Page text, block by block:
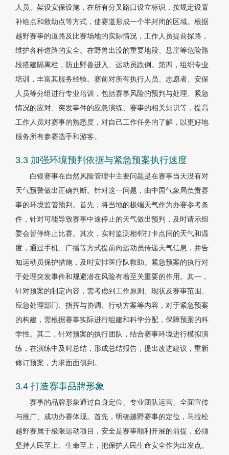
人员、架设安保设施，在所有分叉路口设立标识，按规定设置
补给点和救助点等方式，使赛道形成一个半封闭的区域。根据
越野赛事的道路及比赛场地的实际情况，工作人员提前探路，
维护各种道路的安全。在野兽出没的重要地段、悬崖等危险路
段搭建隔离栏，防止野兽进入、运动员跌倒。第四，组织专业
培训，丰富其服务经验。赛前对所有执行人员、志愿者、安保
人员等分组进行专业培训，包括赛事风险的预判与处理、紧急
情况的应对、突发事件的应急演练、赛事的相关知识等，提高
工作人员对赛事的熟悉度，对自己工作任务的了解，以更好地
服务所有参赛选手和游客。
3.3 加强环境预判依据与紧急预案执行速度
白银赛事在自然风险管理中主要问题是在赛事当天没有对
天气预警做出正确判断。针对这一问题，由中国气象局负责赛
事的环境监管预判。首先，将当地的极端天气作为办赛参考条
件，针对可能导致赛事中途停止的天气做出预判，及时请示组
委会暂停终止比赛。其次，实时监测相邻打卡点间的天气和温
度，通过手机、广播等方式提前向运动员传递天气信息，并告
知运动员保护措施，及时安排医疗队救助。紧急预案的执行对
于处理突发事件和规避潜在风险有着至关重要的作用。其一，
针对预案的制定内容，需考虑到工作原则、现状及赛事范围、
应急处理部门、指挥与协调、行动方案等内容，对于紧急预案
的构建，需根据赛事实际进行组建和科学分配，保障预案的科
学性。其二，针对预案的执行团队，结合赛事环境进行模拟演
练，在演练中及时总结，形成总结报告，提出改进建议，重新
修订预案，力求面面俱到。
3.4 打造赛事品牌形象
赛事的品牌形象通过自身定位、专业团队运营、全面宣传
与推广、成功办赛体现。首先，明确越野赛事的定位，马拉松
越野赛属于极限运动项目，安全是赛事顺利开展的前提，必须
坚持人民至上、生命至上，把保护人民生命安全作为出发点。